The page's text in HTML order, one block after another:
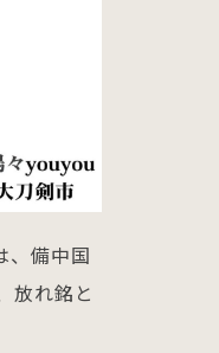
、備中国
放れ銘と